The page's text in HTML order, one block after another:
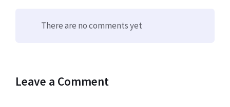
There are no comments yet
Leave a Comment